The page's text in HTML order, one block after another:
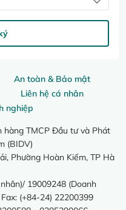
An toàn & Bảo mật
Liên hệ cá nhân
nghiệp
TMCP Đầu tư và Phát
(BIDV)
Phường Hoàn Kiếm, TP Hà
19009248 (Doanh
(+84-24) 22200399